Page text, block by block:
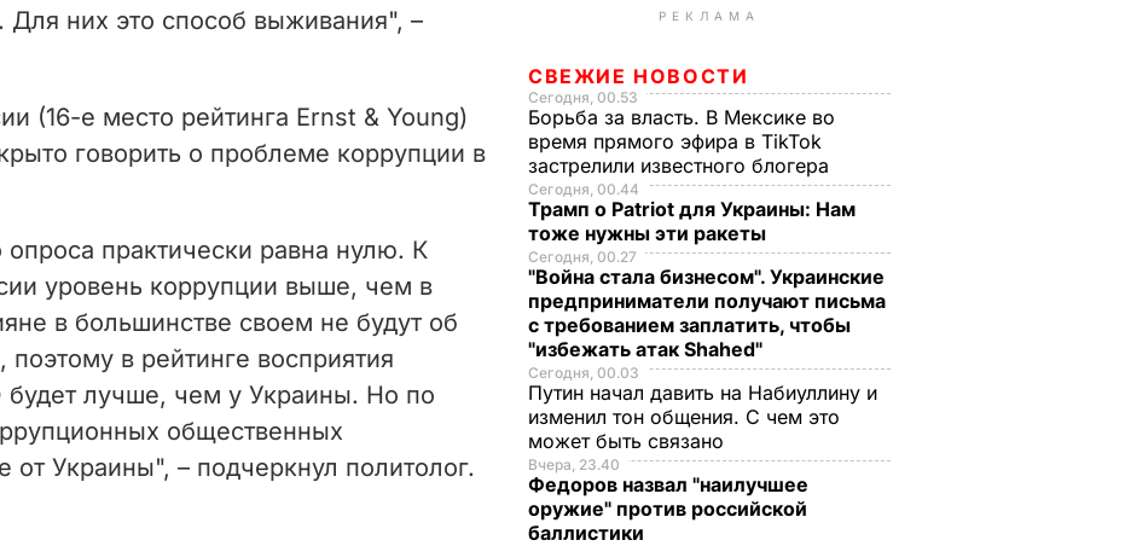
них это способ выживания", –
(16-е место рейтинга Ernst & Young)
говорить о проблеме коррупции в
опроса практически равна нулю. К
уровень коррупции выше, чем в
в большинстве своем не будут об
поэтому в рейтинге восприятия
лучше, чем у Украины. Но по
общественных
от Украины", – подчеркнул политолог.
РЕКЛАМА
СВЕЖИЕ НОВОСТИ
Сегодня, 00.53
Борьба за власть. В Мексике во
время прямого эфира в TikTok
застрелили известного блогера
Сегодня, 00.44
Трамп о Patriot для Украины: Нам
тоже нужны эти ракеты
Сегодня, 00.27
"Война стала бизнесом". Украинские
предприниматели получают письма
с требованием заплатить, чтобы
"избежать атак Shahed"
Сегодня, 00.03
Путин начал давить на Набиуллину и
изменил тон общения. С чем это
может быть связано
Вчера, 23.40
Федоров назвал "наилучшее
оружие" против российской
баллистики